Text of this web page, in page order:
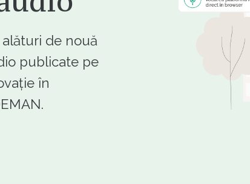
de nouă
publicate pe
în